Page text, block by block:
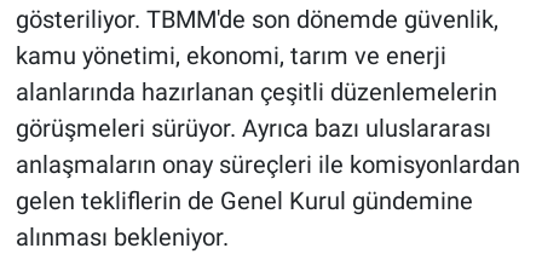
gösteriliyor. TBMM'de son dönemde güvenlik,
kamu yönetimi, ekonomi, tarım ve enerji
alanlarında hazırlanan çeşitli düzenlemelerin
görüşmeleri sürüyor. Ayrıca bazı uluslararası
anlaşmaların onay süreçleri ile komisyonlardan
gelen tekliflerin de Genel Kurul gündemine
alınması bekleniyor.